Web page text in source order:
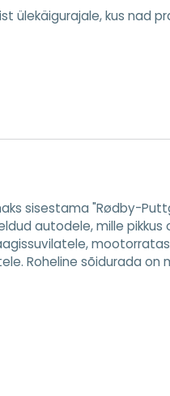
ülekäigurajale, kus nad
sisestama "Rødby-
autodele, mille pikkus
Roheline sõidurada on